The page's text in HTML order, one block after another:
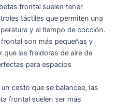
frontal suelen tener
táctiles que permiten una
y el tiempo de cocción.
son más pequeñas y
que las freidoras de aire de
para espacios
cesto que se balancee, las
frontal suelen ser más